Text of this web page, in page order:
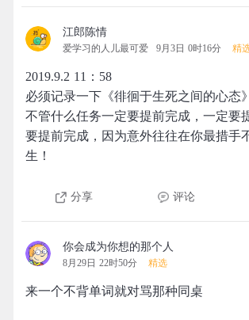
江郎陈情
爱学习的人儿最可爱 9月3日 0时16分 精
2019.9.2 11：58
必须记录一下《徘徊于生死之间的心态》
不管什么任务一定要提前完成，一定要
要提前完成，因为意外往往在你最措手
生！
分享 评论
你会成为你想的那个人
8月29日 22时50分 精选
来一个不背单词就对骂那种同桌